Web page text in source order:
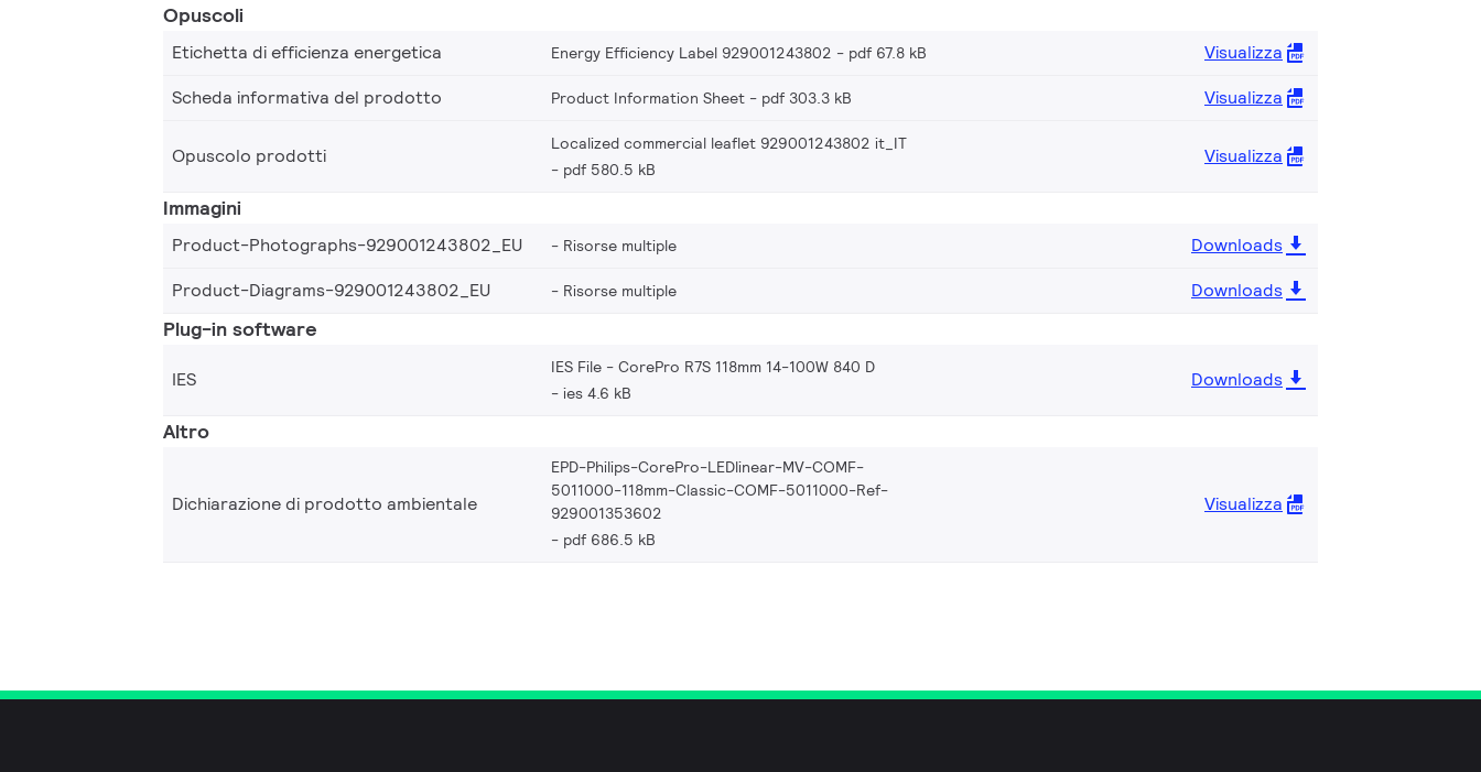
Opuscoli
Etichetta di efficienza energetica Energy Efficiency Label 929001243802 pdf 67.8 kB
Visualizza
Scheda informativa del prodotto
Product Information Sheet pdf 303.3 kB Visualizza
Opuscolo prodotti
Localized commercial leaflet 929001243802 it_IT
pdf 580.5 kB
Visualizza
Immagini
Product-Photographs-929001243802_EU Risorse multiple
Downloads
Product-Diagrams-929001243802_EU
Risorse multiple Downloads
Plug-in software
IES
IES File - CorePro R7S 118mm 14-100W 840 D
ies 4.6 kB
Downloads
Altro
Dichiarazione di prodotto ambientale
EPD-Philips-CorePro-LEDlinear-MV-COMF-
5011000-118mm-Classic-COMF-5011000-Ref-
929001353602
pdf 686.5 kB
Visualizza